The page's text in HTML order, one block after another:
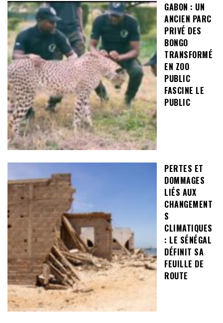
GABON : UN
ANCIEN PARC
PRIVÉ DES
BONGO
TRANSFORMÉ
EN ZOO
PUBLIC
FASCINE LE
PUBLIC
PERTES ET
DOMMAGES
LIÉS AUX
CHANGEMENT
S
CLIMATIQUES
: LE SÉNÉGAL
DÉFINIT SA
FEUILLE DE
ROUTE